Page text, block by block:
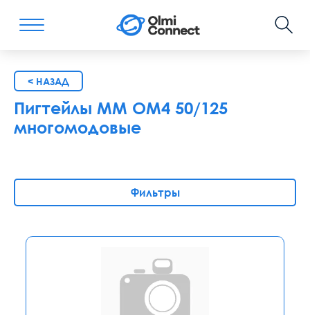
< НАЗАД
Пигтейлы MM OM4 50/125
многомодовые
Фильтры